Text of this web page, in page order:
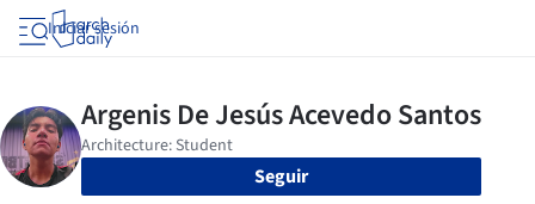
Iniciar sesión
Seguir